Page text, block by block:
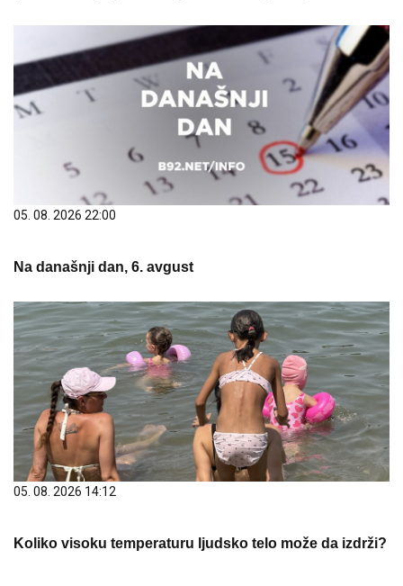
05. 08. 2026 22:00
Na današnji dan, 6. avgust
05. 08. 2026 14:12
Koliko visoku temperaturu ljudsko telo može da izdrži?